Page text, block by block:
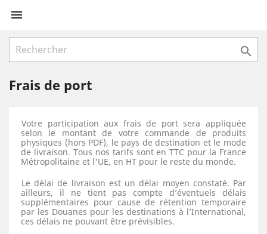


Frais de port
Votre participation aux frais de port sera appliquée
selon le montant de votre commande de produits
physiques (hors PDF), le pays de destination et le mode
de livraison. Tous nos tarifs sont en TTC pour la France
Métropolitaine et l'UE, en HT pour le reste du monde.
Le délai de livraison est un délai moyen constaté. Par
ailleurs, il ne tient pas compte d’éventuels délais
supplémentaires pour cause de rétention temporaire
par les Douanes pour les destinations à l’International,
ces délais ne pouvant être prévisibles.